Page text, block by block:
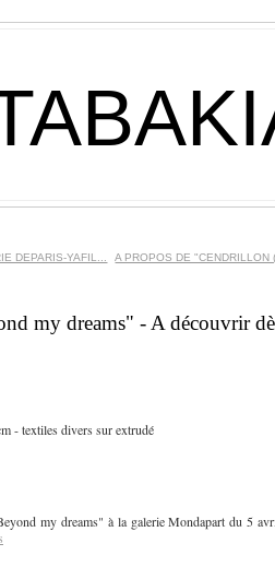
DEPARIS-YAFIL... A PROPOS DE "CENDRILLON
my dreams" - A découvrir
- textiles divers sur extrudé
my dreams" à la galerie Mondapart du 5